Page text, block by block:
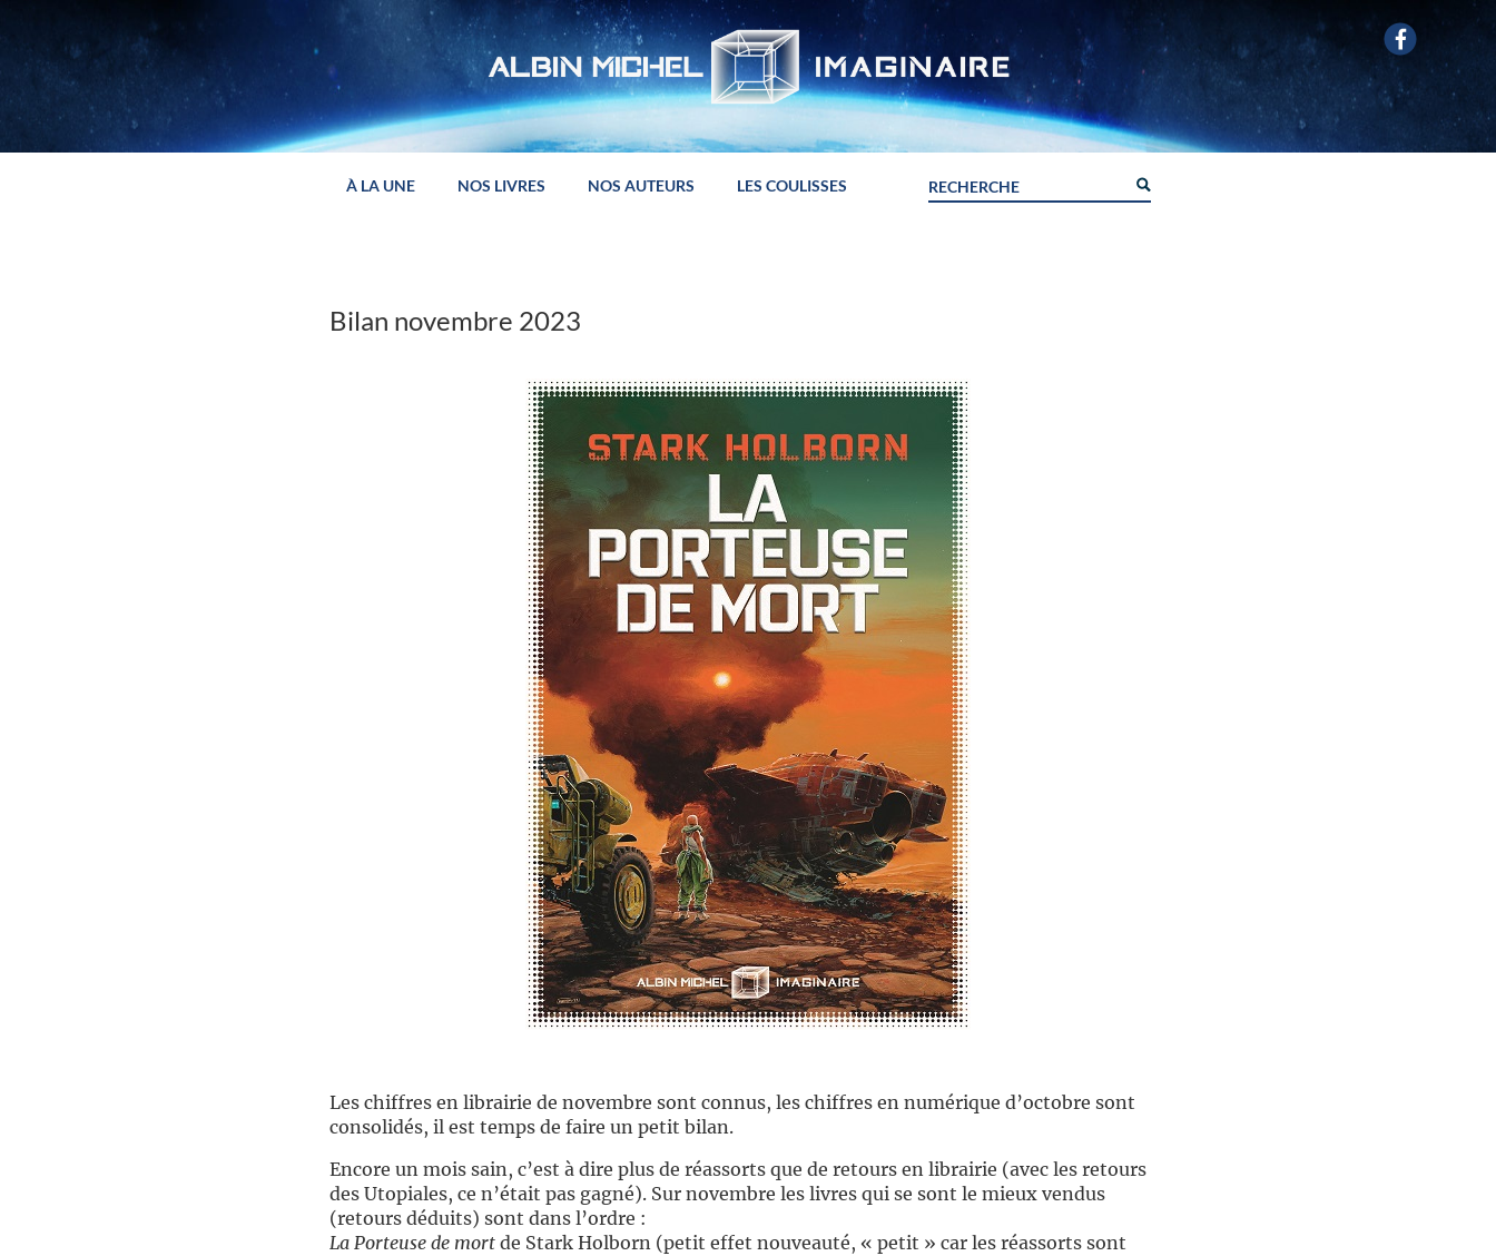
À LA UNE NOS LIVRES NOS AUTEURS LES COULISSES
Bilan novembre 2023
Les chiffres en librairie de novembre sont connus, les chiffres en numérique d’octobre sont
consolidés, il est temps de faire un petit bilan.
Encore un mois sain, c’est à dire plus de réassorts que de retours en librairie (avec les retours
des Utopiales, ce n’était pas gagné). Sur novembre les livres qui se sont le mieux vendus
(retours déduits) sont dans l’ordre :
La Porteuse de mortde Stark Holborn (petit effet nouveauté, « petit » car les réassorts sont